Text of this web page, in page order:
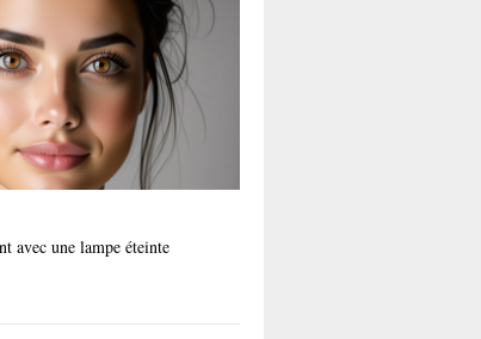
avec une lampe éteinte